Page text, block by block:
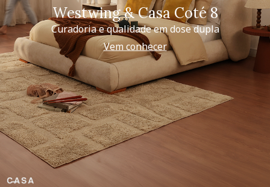
Westwing & Casa Coté 8
Curadoria e qualidade em dose dupla
Vem conhecer